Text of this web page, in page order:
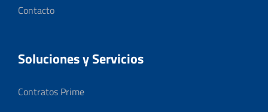
Contacto
Soluciones y Servicios
Contratos Prime